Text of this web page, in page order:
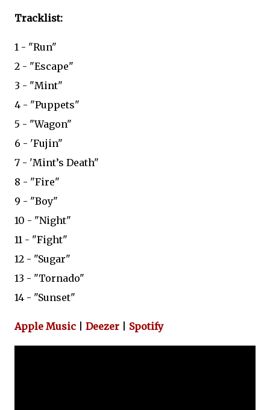
Tracklist:
1 - "Run"
2 - "Escape"
3 - "Mint"
4 - "Puppets"
5 - "Wagon"
6 - 'Fujin"
7 - 'Mint’s Death"
8 - "Fire"
9 - "Boy"
10 - "Night"
11 - "Fight"
12 - "Sugar"
13 - "Tornado"
14 - "Sunset"
Apple Music Deezer Spotify